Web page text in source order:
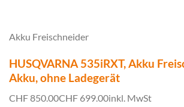
Akku Freischneider
HUSQVARNA 535iRXT, Akku
Akku, ohne Ladegerät
CHF 850.00CHF 699.00inkl. MwSt